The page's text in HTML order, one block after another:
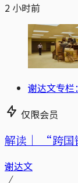
2 小时前
谢达文专栏
仅限会员
解读｜ “跨国
谢达文